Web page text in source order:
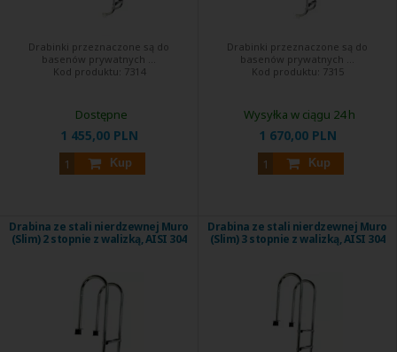
Drabinki przeznaczone są do
basenów prywatnych ...
Kod produktu: 7314
1 455,00 PLN
Kup
Dostępne
Drabinki przeznaczone są do
basenów prywatnych ...
Kod produktu: 7315
1 670,00 PLN
Kup
Wysyłka w ciągu 24 h
Drabina ze stali nierdzewnej Muro
(Slim) 2 stopnie z walizką, AISI 304
Drabina ze stali nierdzewnej Muro
(Slim) 3 stopnie z walizką, AISI 304